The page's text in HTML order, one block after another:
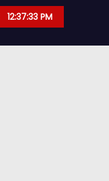
12:37:34 PM